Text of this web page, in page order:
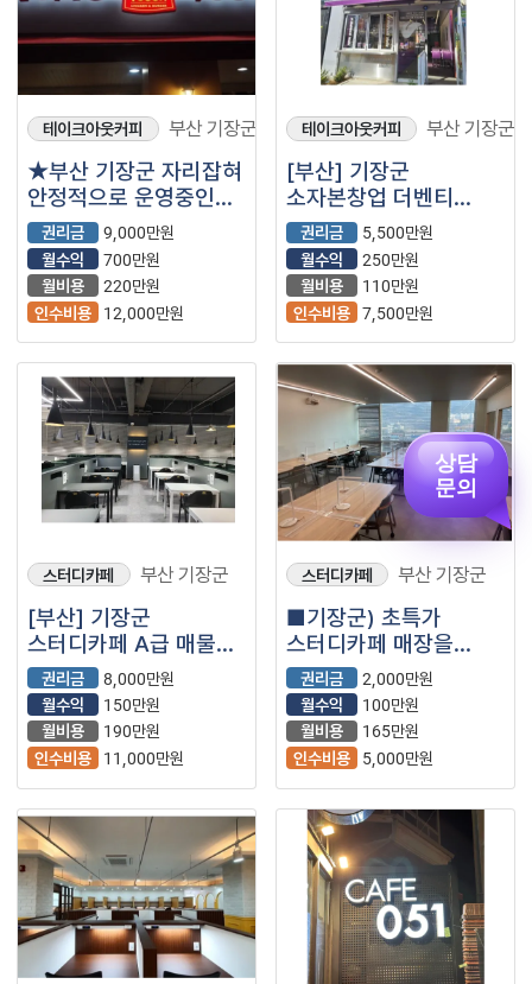
테이크아웃커피 부산 기장군
★부산 기장군 자리잡혀
안정적으로 운영중인
맘스터치입니다~★
권리금
9,000만원
월수익
700만원
월비용
220만원
인수비용
12,000만원
테이크아웃커피 부산 기장군
[부산] 기장군
소자본창업 더벤티
(프랜차이즈/카페/
저가커피)
권리금
5,500만원
월수익
250만원
월비용
110만원
인수비용 7,500만원
스터디카페 부산 기장군
[부산] 기장군
스터디카페 A급 매물
(스카/무인/소자본창업)
권리금
8,000만원
월수익
150만원
월비용
190만원
인수비용
11,000만원
스터디카페 부산 기장군
■기장군) 초특가
스터디카페 매장을
소개합니다.■
권리금
2,000만원
월수익
100만원
월비용
165만원
인수비용
5,000만원
상담
문의